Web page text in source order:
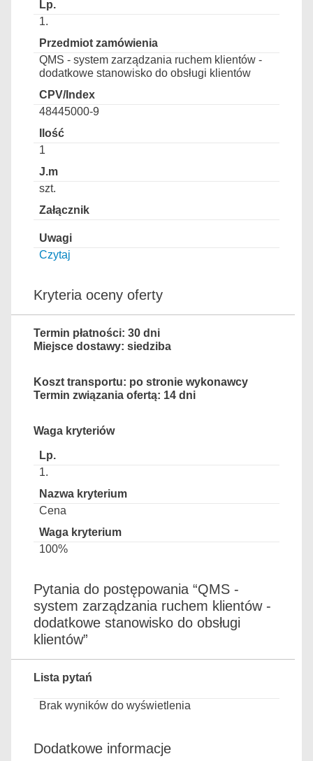
1.
QMS - system zarządzania ruchem klientów -
dodatkowe stanowisko do obsługi klientów
48445000-9
1
szt.
Czytaj
Kryteria oceny oferty
Termin płatności: 30 dni
Miejsce dostawy: siedziba
Koszt transportu: po stronie wykonawcy
Termin związania ofertą: 14 dni
Waga kryteriów
1.
Cena
100%
Pytania do postępowania “QMS -
system zarządzania ruchem klientów -
dodatkowe stanowisko do obsługi
klientów”
Lista pytań
Brak wyników do wyświetlenia
Dodatkowe informacje